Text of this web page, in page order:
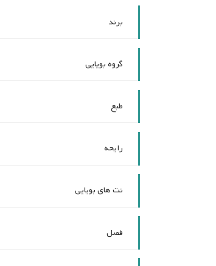
برند
گروه بویایی
طبع
رایحه
نت های بویایی
فصل